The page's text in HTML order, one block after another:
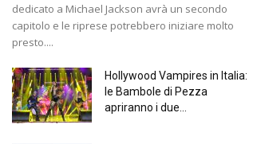
dedicato a Michael Jackson avrà un secondo
capitolo e le riprese potrebbero iniziare molto
presto....
Hollywood Vampires in Italia:
le Bambole di Pezza
apriranno i due...